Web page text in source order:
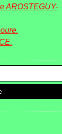
AROSTEGUY-